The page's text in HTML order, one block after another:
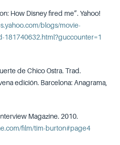
How Disney fired me”. Yahoo!
blogs/movie-
181740632.html?guccounter=1
de Chico Ostra. Trad.
edición. Barcelona: Anagrama,
Magazine. 2010.
film/tim-burton#page4